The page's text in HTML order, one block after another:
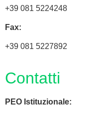
+39 081 5224248
Fax:
+39 081 5227892
Contatti
PEO Istituzionale: